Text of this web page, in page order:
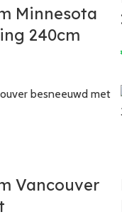
Minnesota
240cm
Vancouver